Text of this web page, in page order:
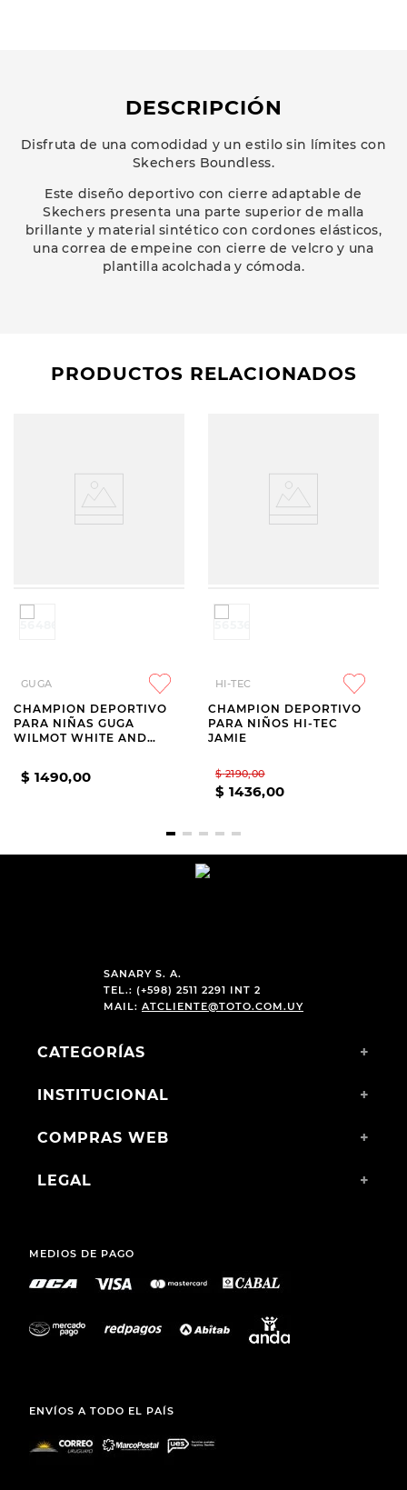
DESCRIPCIÓN
Disfruta de una comodidad y un estilo sin límites con
Skechers Boundless.
Este diseño deportivo con cierre adaptable de
Skechers presenta una parte superior de malla
brillante y material sintético con cordones elásticos,
una correa de empeine con cierre de velcro y una
plantilla acolchada y cómoda.
PRODUCTOS RELACIONADOS
GUGA
CHAMPION DEPORTIVO
PARA NIÑAS GUGA
WILMOT WHITE AND
$ 1490,00
HI-TEC
CHAMPION DEPORTIVO
PARA NIÑOS HI-TEC
JAMIE
$ 2190,00
$ 1436,00
SANARY S. A.
TEL.: (+598) 2511 2291 INT 2
MAIL: ATCLIENTE@TOTO.COM.UY
CATEGORÍAS +
INSTITUCIONAL +
COMPRAS WEB +
LEGAL +
MEDIOS DE PAGO
ENVÍOS A TODO EL PAÍS